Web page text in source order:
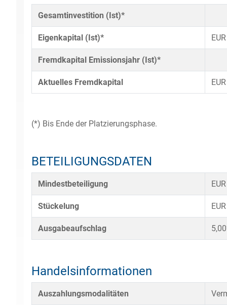
Gesamtinvestition (Ist)*
Eigenkapital (Ist)*
Fremdkapital Emissionsjahr (Ist)*
Aktuelles Fremdkapital
(*) Bis Ende der Platzierungsphase.
BETEILIGUNGSDATEN
Mindestbeteiligung
Stückelung
Ausgabeaufschlag
Handelsinformationen
Auszahlungsmodalitäten